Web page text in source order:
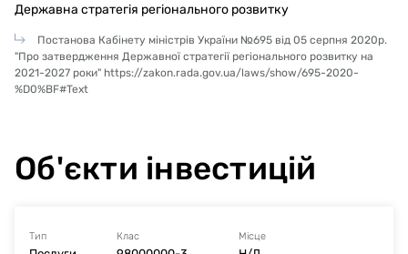
Усі металеві деталі, що стикаються з системою
утеплення абопідлягають схову під систему
утеплення, очистити від іржі і захистити від розвитку
корозії ґрунтовками по металу або лакофарбовим
покриттям.Покриття даху виконується із
Дерев'яні елементи виконувати з пиломатеріалів
більше 25%, крім того заготовки пиломатеріалів
повинні відповідати наступним вимогам: ширина
Державна стратегія регіонального розвитку
Постанова Кабінету міністрів України №695 від 05 серпня 2020р.
"Про затвердження Державної стратегії регіонального розвитку на
2021-2027 роки" https://zakon.rada.gov.ua/laws/show/695-2020-
%D0%BF#Text
Об'єкти інвестицій
Тип Клас Місце